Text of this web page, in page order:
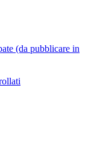
(da pubblicare in